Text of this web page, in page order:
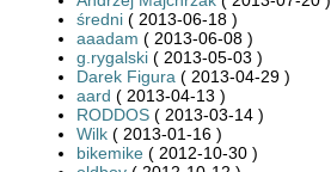
średni ( 2013-06-18 )
aaadam ( 2013-06-08 )
g.rygalski ( 2013-05-03 )
Darek Figura ( 2013-04-29 )
aard ( 2013-04-13 )
RODDOS ( 2013-03-14 )
Wilk ( 2013-01-16 )
bikemike ( 2012-10-30 )